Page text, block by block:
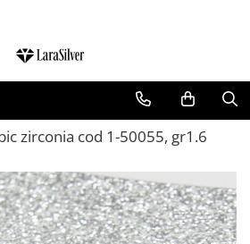
ARGINT
zirconia cod 1-50055, gr1.6